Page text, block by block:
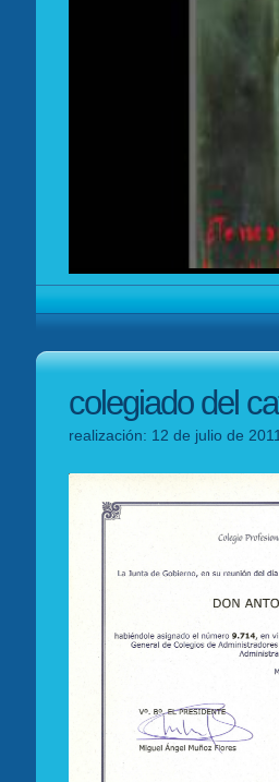
colegiado del
realización: 12 de julio de